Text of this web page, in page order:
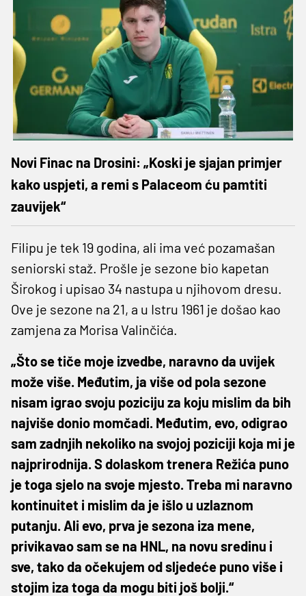
Novi Finac na Drosini: „Koski je sjajan primjer
kako uspjeti, a remi s Palaceom ću pamtiti
zauvijek“
Filipu je tek 19 godina, ali ima već pozamašan
seniorski staž. Prošle je sezone bio kapetan
Širokog i upisao 34 nastupa u njihovom dresu.
Ove je sezone na 21, a u Istru 1961 je došao kao
zamjena za Morisa Valinčića.
„Što se tiče moje izvedbe, naravno da uvijek
može više. Međutim, ja više od pola sezone
nisam igrao svoju poziciju za koju mislim da bih
najviše donio momčadi. Međutim, evo, odigrao
sam zadnjih nekoliko na svojoj poziciji koja mi je
najprirodnija. S dolaskom trenera Režića puno
je toga sjelo na svoje mjesto. Treba mi naravno
kontinuitet i mislim da je išlo u uzlaznom
putanju. Ali evo, prva je sezona iza mene,
privikavao sam se na HNL, na novu sredinu i
sve, tako da očekujem od sljedeće puno više i
stojim iza toga da mogu biti još bolji.“